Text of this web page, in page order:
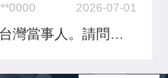
2026-07-01
灣當事人。請問你
是否可以查